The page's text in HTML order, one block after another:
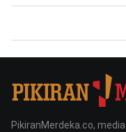
PikiranMerdeka.co,